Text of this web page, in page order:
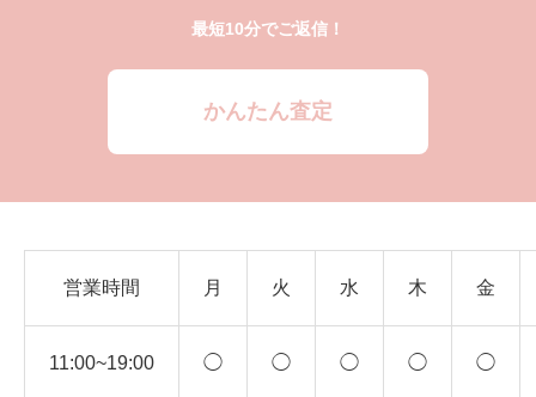
最短10分でご返信！
かんたん査定
営業時間 月 火 水 木 金
11:00~19:00 ◯ ◯ ◯ ◯ ◯